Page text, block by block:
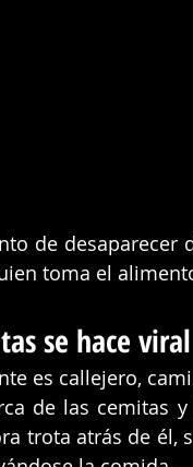
de desaparecer
toma el
se hace viral
es callejero,
de las cemitas
trota atrás de él,